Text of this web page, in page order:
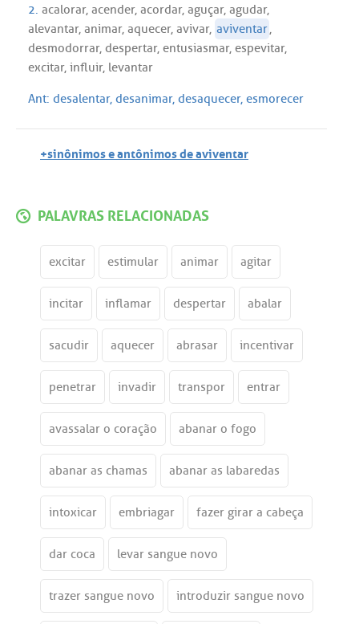
2. acalorar, acender, acordar, aguçar, agudar,
alevantar, animar, aquecer, avivar, aviventar,
desmodorrar, despertar, entusiasmar, espevitar,
excitar, influir, levantar
Ant: desalentar, desanimar, desaquecer, esmorecer
+sinônimos e antônimos de aviventar
PALAVRAS RELACIONADAS
excitar estimular animar agitar
incitar inflamar despertar abalar
sacudir aquecer abrasar incentivar
penetrar invadir transpor entrar
avassalar o coração abanar o fogo
abanar as chamas abanar as labaredas
intoxicar embriagar fazer girar a cabeça
dar coca levar sangue novo
trazer sangue novo introduzir sangue novo